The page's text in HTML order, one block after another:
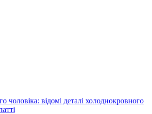
чоловіка: відомі деталі холоднокровного